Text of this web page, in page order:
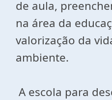
de aula,
na área da
valorização da
ambiente.
A escola para